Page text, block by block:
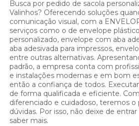
Busca por pedido de sacola
Valinhos? Oferecendo soluções
comunicação visual, com a
serviços como o de envelope
personalizado, envelope com aba
aba adesivada para impressos,
entre outras alternativas.
padrão, a empresa conta com
e instalações modernas e em bom
então a confiança de todos.
de forma qualificada e eficiente.
diferenciado e cuidadoso, teremos o
dúvidas. Por isso, não deixe de
saber mais.